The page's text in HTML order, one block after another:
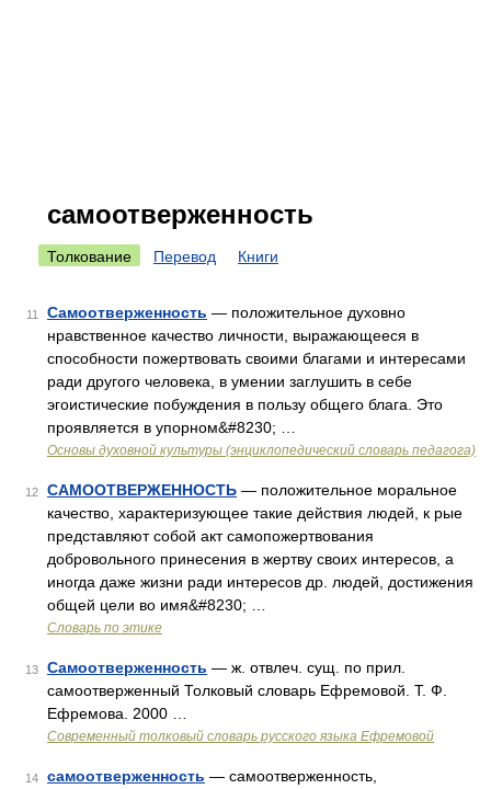
самоотверженность
Толкование Перевод Книги
11 Самоотверженность — положительное духовно
нравственное качество личности, выражающееся в
способности пожертвовать своими благами и интересами
ради другого человека, в умении заглушить в себе
эгоистические побуждения в пользу общего блага. Это
проявляется в упорном&#8230; …
Основы духовной культуры (энциклопедический словарь педагога)
12 САМООТВЕРЖЕННОСТЬ — положительное моральное
качество, характеризующее такие действия людей, к рые
представляют собой акт самопожертвования
добровольного принесения в жертву своих интересов, а
иногда даже жизни ради интересов др. людей, достижения
общей цели во имя&#8230; …
Словарь по этике
13 Самоотверженность — ж. отвлеч. сущ. по прил.
самоотверженный Толковый словарь Ефремовой. Т. Ф.
Ефремова. 2000 …
Современный толковый словарь русского языка Ефремовой
14 самоотверженность — самоотверженность,